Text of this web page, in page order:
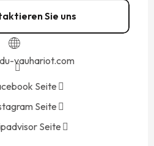
Sie uns
vauhariot.com
Seite
Seite
Seite